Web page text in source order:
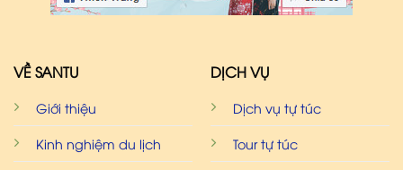
VỀ SANTU
Giới thiệu
Kinh nghiệm du lịch
DỊCH VỤ
Dịch vụ tự túc
Tour tự túc